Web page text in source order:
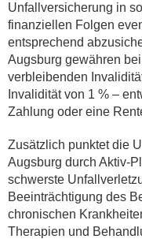
Unfallversicherung in
finanziellen Folgen
entsprechend
Augsburg gewähren
verbleibenden
Invalidität von 1 % –
Zahlung oder eine
Zusätzlich punktet die
Augsburg durch Aktiv-
schwerste
Beeinträchtigung des
chronischen
Therapien und